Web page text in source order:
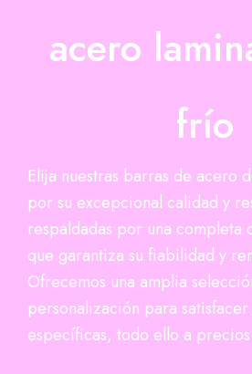
acero
frío
Elija nuestras barras de acero
por su excepcional calidad y
respaldadas por una completa
que garantiza su fiabilidad y
Ofrecemos una amplia
personalización para satisfacer
específicas, todo ello a